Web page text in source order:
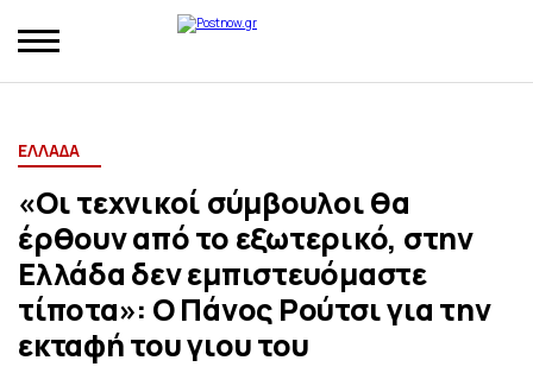
ΕΛΛΑΔΑ
«Οι τεχνικοί σύμβουλοι θα
έρθουν από το εξωτερικό, στην
Ελλάδα δεν εμπιστευόμαστε
τίποτα»: Ο Πάνος Ρούτσι για την
εκταφή του γιου του